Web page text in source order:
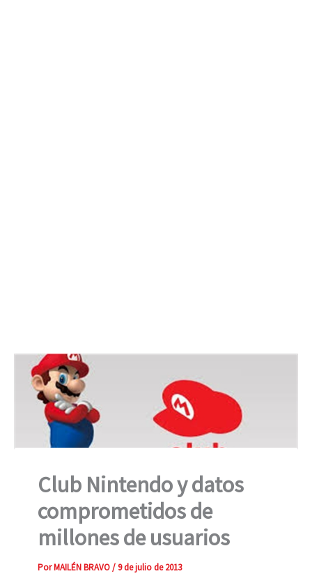
Club Nintendo y datos
comprometidos de
millones de usuarios
PorMAILÉN BRAVO/ 9 de julio de 2013